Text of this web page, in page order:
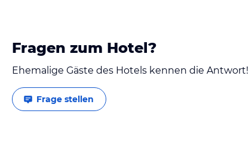
Fragen zum Hotel?
Ehemalige Gäste des Hotels kennen die Antwort!
Frage stellen